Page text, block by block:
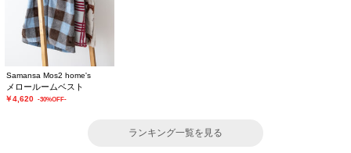
Samansa Mos2 home's
メロールームベスト
￥4,620 -30%OFF-
ランキング一覧を見る